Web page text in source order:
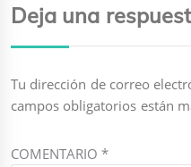
Deja una
Tu dirección de correo
campos obligatorios están
COMENTARIO*